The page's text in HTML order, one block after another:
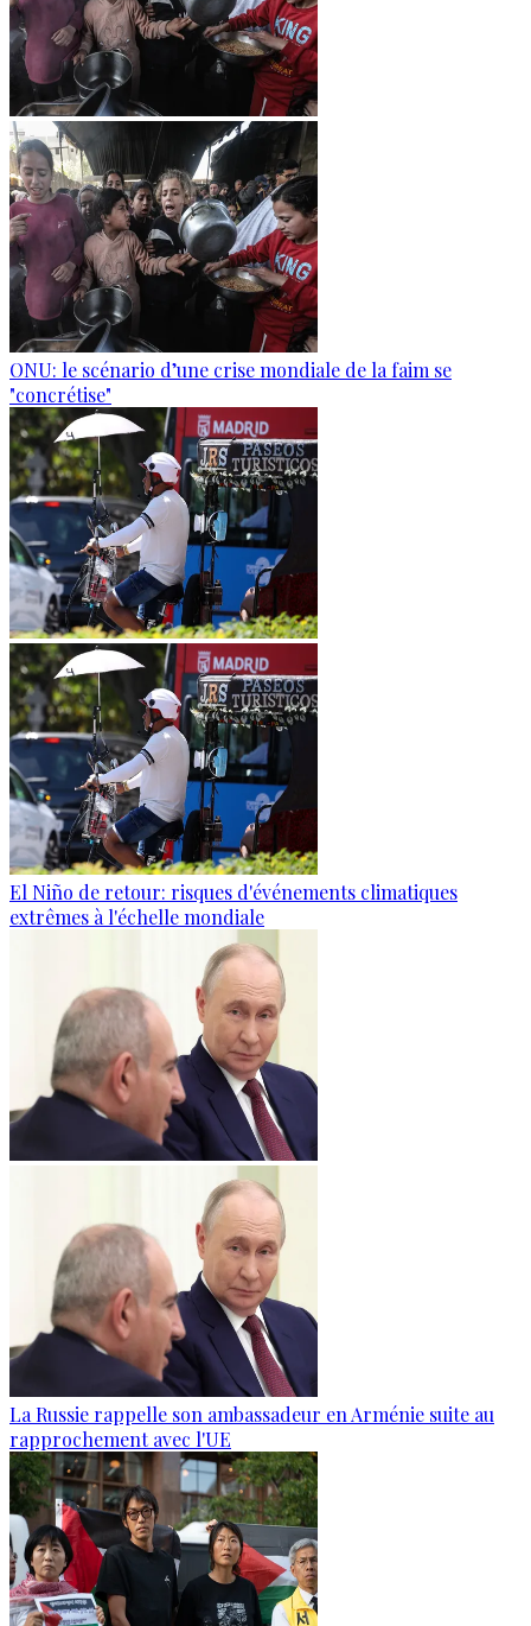
ONU: le scénario d’une crise mondiale de la faim se
"concrétise"
El Niño de retour: risques d'événements climatiques
extrêmes à l'échelle mondiale
La Russie rappelle son ambassadeur en Arménie suite au
rapprochement avec l'UE